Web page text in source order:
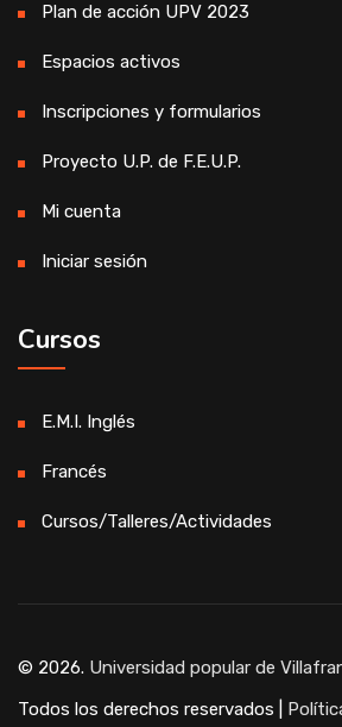
Plan de acción UPV 2023
Espacios activos
Inscripciones y formularios
Proyecto U.P. de F.E.U.P.
Mi cuenta
Iniciar sesión
Cursos
E.M.I. Inglés
Francés
Cursos/Talleres/Actividades
© 2026. Universidad popular de
Todos los derechos reservados |